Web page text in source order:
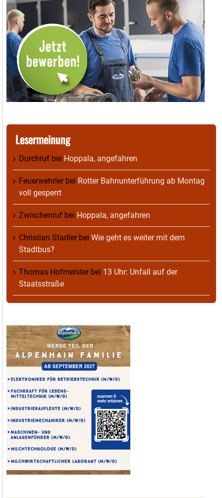
Lesermeinung
Durchruf bei Hoppala, angefahren
Feuerwehrlerbei Rotter Bahnunterführung ab Montag
voll gesperrt
Zwischenruf bei Hoppala, angefahren
Christian Stadlerbei Wie geht es weiter mit dem
Stadtbus?
Thomas Hofmeisterbei 13 Uhr: Unfall auf der
Staatsstraße